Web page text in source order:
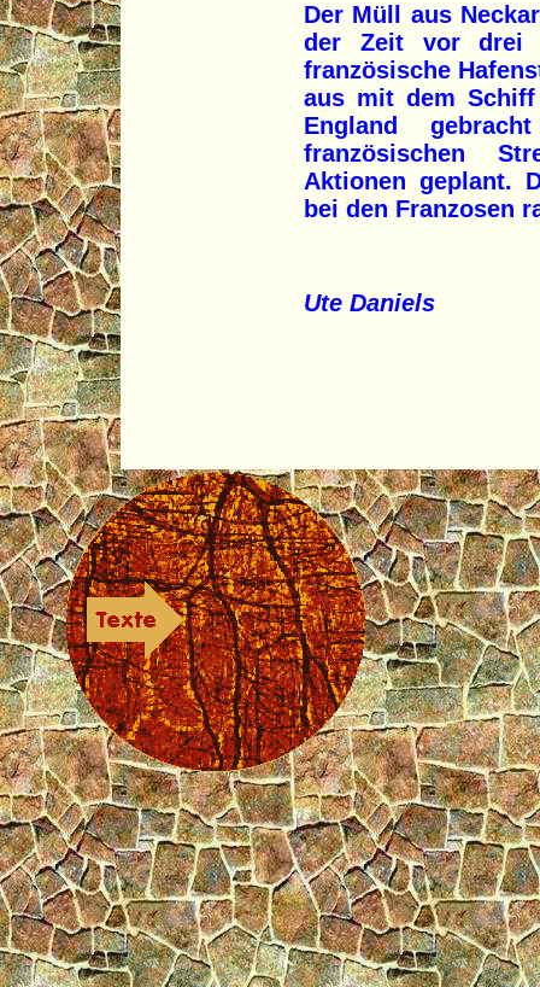
Der Müll aus
der Zeit vor drei
französische
aus mit dem Schiff
England
französischen
Aktionen geplant.
bei den Franzosen
Ute Daniels